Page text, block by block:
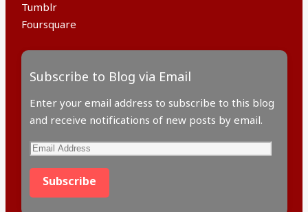
Tumblr
Foursquare
Subscribe to Blog via Email
Enter your email address to subscribe to this blog
and receive notifications of new posts by email.
Subscribe